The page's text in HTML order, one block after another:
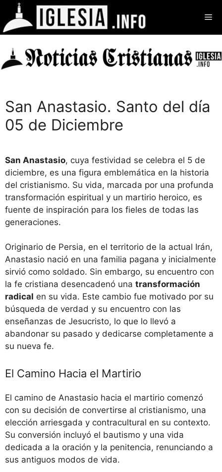
Saltar
contenido
San Anastasio. Santo del día
05 de Diciembre
San Anastasio, cuya festividad se celebra el 5 de
diciembre, es una figura emblemática en la historia
del cristianismo. Su vida, marcada por una profunda
transformación espiritual y un martirio heroico, es
fuente de inspiración para los fieles de todas las
generaciones.
Originario de Persia, en el territorio de la actual Irán,
Anastasio nació en una familia pagana y inicialmente
sirvió como soldado. Sin embargo, su encuentro con
la fe cristiana desencadenó una transformación
radical en su vida. Este cambio fue motivado por su
búsqueda de verdad y su encuentro con las
enseñanzas de Jesucristo, lo que lo llevó a
abandonar su pasado y dedicarse completamente a
su nueva fe.
El Camino Hacia el Martirio
El camino de Anastasio hacia el martirio comenzó
con su decisión de convertirse al cristianismo, una
elección arriesgada y contracultural en su contexto.
Su conversión incluyó el bautismo y una vida
dedicada a la oración y la penitencia, renunciando a
sus antiguos modos de vida.